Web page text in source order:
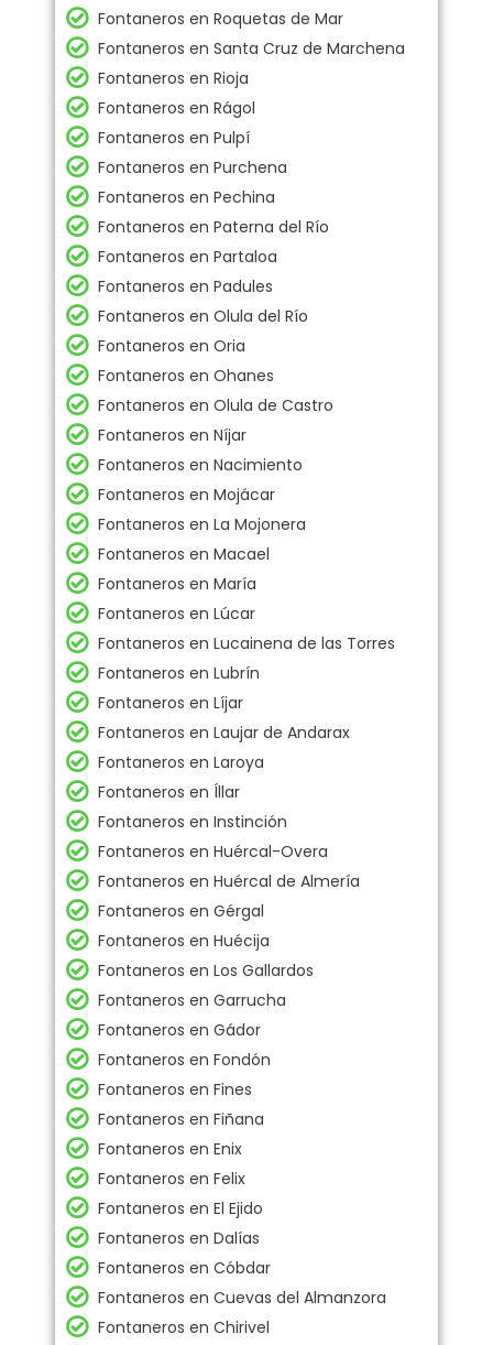
Fontaneros en Roquetas de Mar
Fontaneros en Santa Cruz de Marchena
Fontaneros en Rioja
Fontaneros en Rágol
Fontaneros en Pulpí
Fontaneros en Purchena
Fontaneros en Pechina
Fontaneros en Paterna del Río
Fontaneros en Partaloa
Fontaneros en Padules
Fontaneros en Olula del Río
Fontaneros en Oria
Fontaneros en Ohanes
Fontaneros en Olula de Castro
Fontaneros en Níjar
Fontaneros en Nacimiento
Fontaneros en Mojácar
Fontaneros en La Mojonera
Fontaneros en Macael
Fontaneros en María
Fontaneros en Lúcar
Fontaneros en Lucainena de las Torres
Fontaneros en Lubrín
Fontaneros en Líjar
Fontaneros en Laujar de Andarax
Fontaneros en Laroya
Fontaneros en Íllar
Fontaneros en Instinción
Fontaneros en Huércal-Overa
Fontaneros en Huércal de Almería
Fontaneros en Gérgal
Fontaneros en Huécija
Fontaneros en Los Gallardos
Fontaneros en Garrucha
Fontaneros en Gádor
Fontaneros en Fondón
Fontaneros en Fines
Fontaneros en Fiñana
Fontaneros en Enix
Fontaneros en Felix
Fontaneros en El Ejido
Fontaneros en Dalías
Fontaneros en Cóbdar
Fontaneros en Cuevas del Almanzora
Fontaneros en Chirivel